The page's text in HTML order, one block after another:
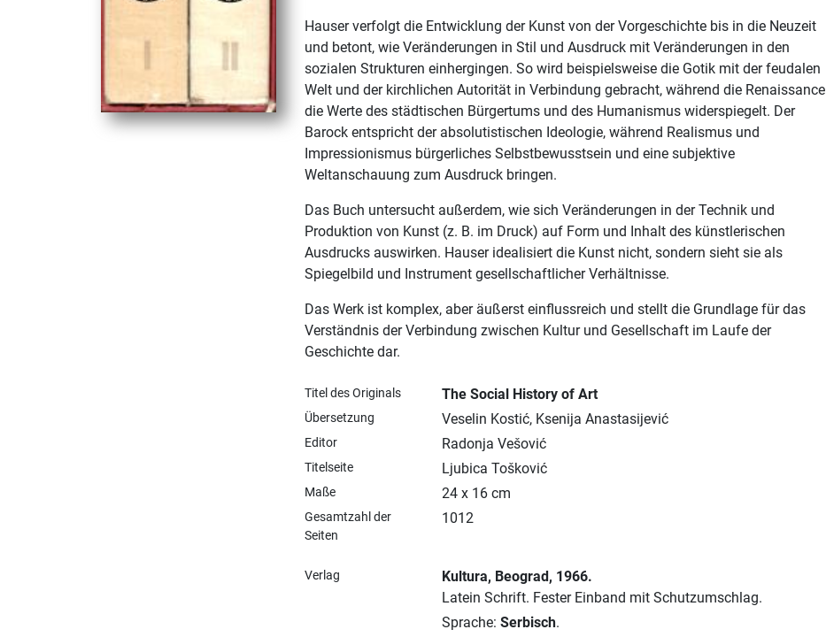
Hauser verfolgt die Entwicklung der Kunst von der Vorgeschichte bis in die Neuzeit
und betont, wie Veränderungen in Stil und Ausdruck mit Veränderungen in den
sozialen Strukturen einhergingen. So wird beispielsweise die Gotik mit der feudalen
Welt und der kirchlichen Autorität in Verbindung gebracht, während die Renaissance
die Werte des städtischen Bürgertums und des Humanismus widerspiegelt. Der
Barock entspricht der absolutistischen Ideologie, während Realismus und
Impressionismus bürgerliches Selbstbewusstsein und eine subjektive
Weltanschauung zum Ausdruck bringen.
Das Buch untersucht außerdem, wie sich Veränderungen in der Technik und
Produktion von Kunst (z. B. im Druck) auf Form und Inhalt des künstlerischen
Ausdrucks auswirken. Hauser idealisiert die Kunst nicht, sondern sieht sie als
Spiegelbild und Instrument gesellschaftlicher Verhältnisse.
Das Werk ist komplex, aber äußerst einflussreich und stellt die Grundlage für das
Verständnis der Verbindung zwischen Kultur und Gesellschaft im Laufe der
Geschichte dar.
Titel des Originals The Social History of Art
Übersetzung Veselin Kostić, Ksenija Anastasijević
Editor Radonja Vešović
Titelseite Ljubica Tošković
Maße 24 x 16 cm
Gesamtzahl der
Seiten
1012
Verlag Kultura, Beograd, 1966.
Latein Schrift. Fester Einband mit Schutzumschlag.
Sprache: Serbisch.